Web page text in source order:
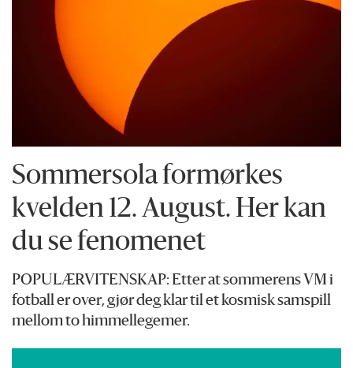
Sommersola formørkes
kvelden 12. August. Her kan
du se fenomenet
POPULÆRVITENSKAP: Etter at sommerens VM i
fotball er over, gjør deg klar til et kosmisk samspill
mellom to himmellegemer.